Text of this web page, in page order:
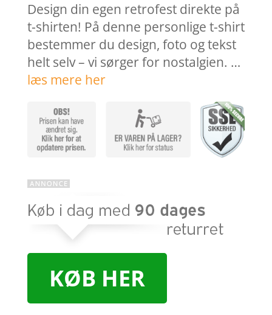
Design din egen retrofest direkte på
t-shirten! På denne personlige t-shirt
bestemmer du design, foto og tekst
helt selv – vi sørger for nostalgien. …
læs mere her
KØB HER